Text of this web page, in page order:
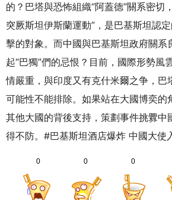
的？巴塔與恐怖組織“阿蓋德”關系密切
突厥斯坦伊斯蘭運動”，是巴基斯坦認
擊的對象。而中國與巴基斯坦政府關系
起“巴獨”們的忌恨？目前，國際形勢風
情嚴重，與印度又有克什米爾之争，巴
可能性不能排除。如果站在大國博奕的
其他大國的背後支持，策劃事件挑釁中
得不防。#巴基斯坦酒店爆炸 中國大使
0 0 0